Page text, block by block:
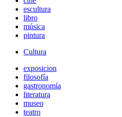
escultura
libro
música
pintura
Cultura
exposicion
filosofía
gastronomía
literatura
museo
teatro